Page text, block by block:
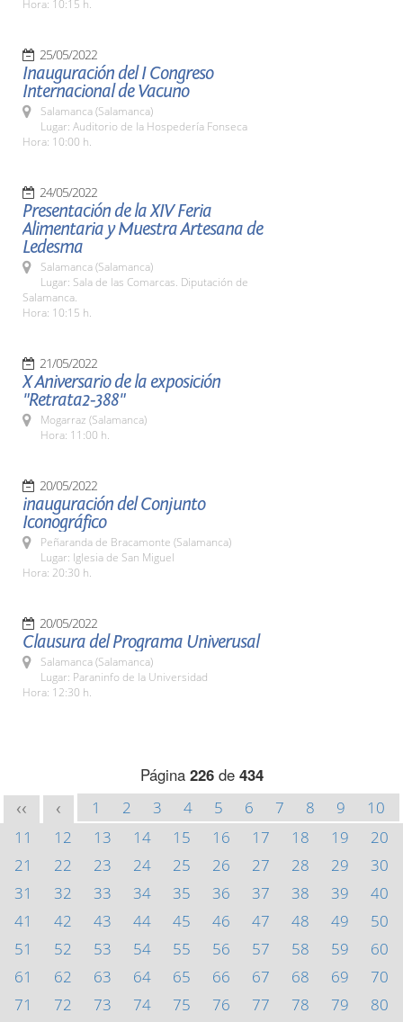
Hora: 10:15 h.
25/05/2022
Inauguración del I Congreso
Internacional de Vacuno
Salamanca (Salamanca)
Lugar: Auditorio de la Hospedería Fonseca
Hora: 10:00 h.
24/05/2022
Presentación de la XIV Feria
Alimentaria y Muestra Artesana de
Ledesma
Salamanca (Salamanca)
Lugar: Sala de las Comarcas. Diputación de
Salamanca.
Hora: 10:15 h.
21/05/2022
X Aniversario de la exposición
"Retrata2-388"
Mogarraz (Salamanca)
Hora: 11:00 h.
20/05/2022
inauguración del Conjunto
Iconográfico
Peñaranda de Bracamonte (Salamanca)
Lugar: Iglesia de San Miguel
Hora: 20:30 h.
20/05/2022
Clausura del Programa Univerusal
Salamanca (Salamanca)
Lugar: Paraninfo de la Universidad
Hora: 12:30 h.
Página 226de 434
<< < 1 2 3 4 5 6 7 8 9
10
11
12 13 14 15 16 17 18 19
20
21
22 23 24 25 26 27 28 29
30
31
32 33 34 35 36 37 38 39
40
41
42 43 44 45 46 47 48 49
50
51
52 53 54 55 56 57 58 59
60
61
62 63 64 65 66 67 68 69
70
71
72 73 74 75 76 77 78 79
80